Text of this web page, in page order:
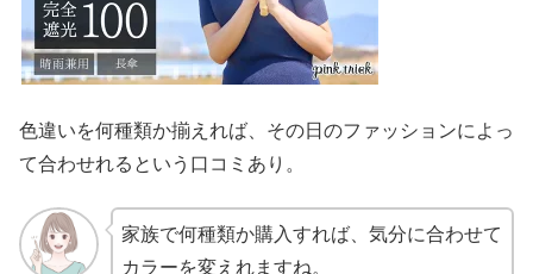
色違いを何種類か揃えれば、その日のファッションによっ
て合わせれるという口コミあり。
家族で何種類か購入すれば、気分に合わせて
カラーを変えれますね。